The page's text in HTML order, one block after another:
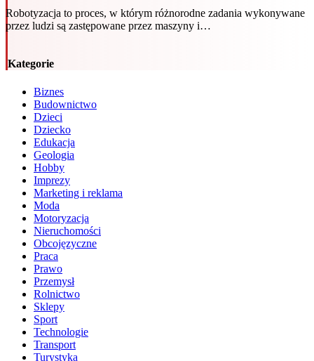
Robotyzacja to proces, w którym różnorodne zadania wykonywane
przez ludzi są zastępowane przez maszyny i…
Kategorie
Biznes
Budownictwo
Dzieci
Dziecko
Edukacja
Geologia
Hobby
Imprezy
Marketing i reklama
Moda
Motoryzacja
Nieruchomości
Obcojęzyczne
Praca
Prawo
Przemysł
Rolnictwo
Sklepy
Sport
Technologie
Transport
Turystyka